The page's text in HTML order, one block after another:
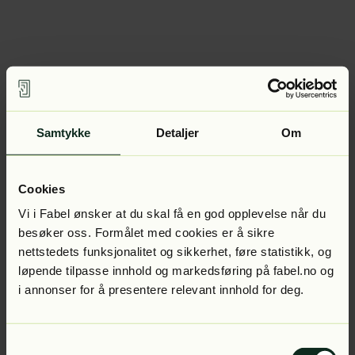
Samtykke Detaljer Om
Cookies
Vi i Fabel ønsker at du skal få en god opplevelse når du
besøker oss. Formålet med cookies er å sikre
nettstedets funksjonalitet og sikkerhet, føre statistikk, og
løpende tilpasse innhold og markedsføring på fabel.no og
i annonser for å presentere relevant innhold for deg.